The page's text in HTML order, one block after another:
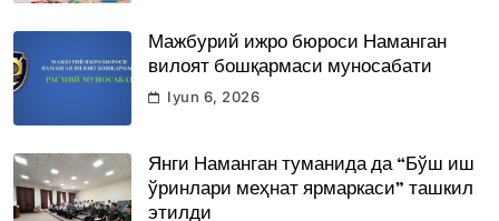
Мажбурий ижро бюроси Наманган
вилоят бошқармаси муносабати
Iyun 6, 2026
Янги Наманган туманида да “Бўш иш
ўринлари меҳнат ярмаркаси” ташкил
этилди